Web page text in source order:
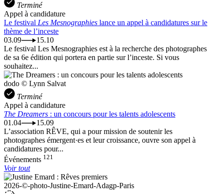
Terminé
Appel à candidature
Le festival Les Mesnographies lance un appel à candidatures sur le
thème de l’inceste
03.09
15.10
Le festival Les Mesnographies est à la recherche des photographes
de sa 6e édition qui portera en partie sur l’inceste. Si vous
souhaitez...
dodo © Lynn Salvat
Terminé
Appel à candidature
The Dreamers : un concours pour les talents adolescents
01.04
15.09
L’association RÊVE, qui a pour mission de soutenir les
photographes émergent·es et leur croissance, ouvre son appel à
candidatures pour...
Événements 121
Voir tout
2026-©-photo-Justine-Emard-Adagp-Paris